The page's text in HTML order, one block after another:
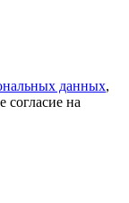
данных,
согласие на